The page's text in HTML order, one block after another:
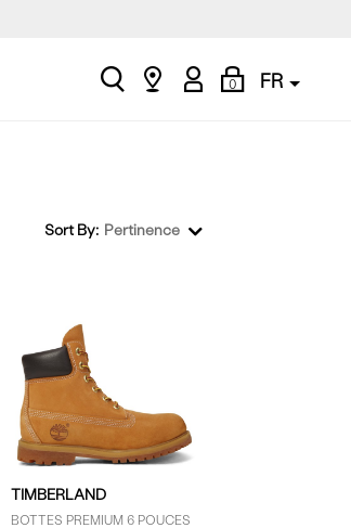
search
Find
My
Account
0
Shopping
Bag
FR
Sort By: Pertinence
TIMBERLAND
BOTTES PREMIUM 6 POUCES